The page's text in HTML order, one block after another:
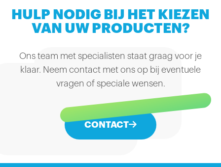
HULP NODIG BIJ HET KIEZEN
VAN UW PRODUCTEN?
Ons team met specialisten staat graag voor je
klaar. Neem contact met ons op bij eventuele
vragen of speciale wensen.
CONTACT